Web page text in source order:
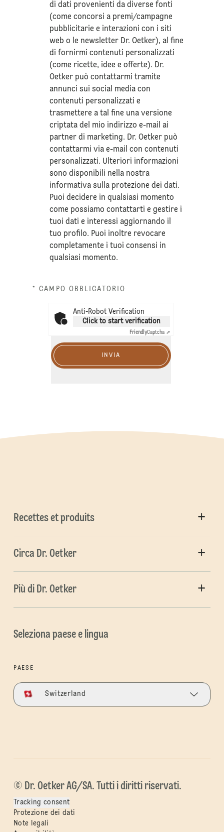
di dati provenienti da diverse fonti
(come concorsi a premi/campagne
pubblicitarie e interazioni con i siti
web o le newsletter Dr. Oetker), al fine
di fornirmi contenuti personalizzati
(come ricette, idee e offerte). Dr.
Oetker può contattarmi tramite
annunci sui social media con
contenuti personalizzati e
trasmettere a tal fine una versione
criptata del mio indirizzo e-mail ai
partner di marketing. Dr. Oetker può
contattarmi via e-mail con contenuti
personalizzati. Ulteriori informazioni
sono disponibili nella nostra
informativa sullaprotezione dei dati.
Puoi decidere in qualsiasi momento
come possiamo contattarti e gestire i
tuoi dati e interessi aggiornando il
tuo profilo. Puoi inoltre revocare
completamente i tuoi consensi in
qualsiasi momento.
* CAMPO OBBLIGATORIO
Anti-Robot Verification
Click to start verification
FriendlyCaptcha ⇗
INVIA
Recettes et produits
Circa Dr. Oetker
Più di Dr. Oetker
Seleziona paese e lingua
PAESE
Switzerland
© Dr. Oetker AG/SA. Tutti i diritti riservati.
Tracking consent
Protezione dei dati
Note legali